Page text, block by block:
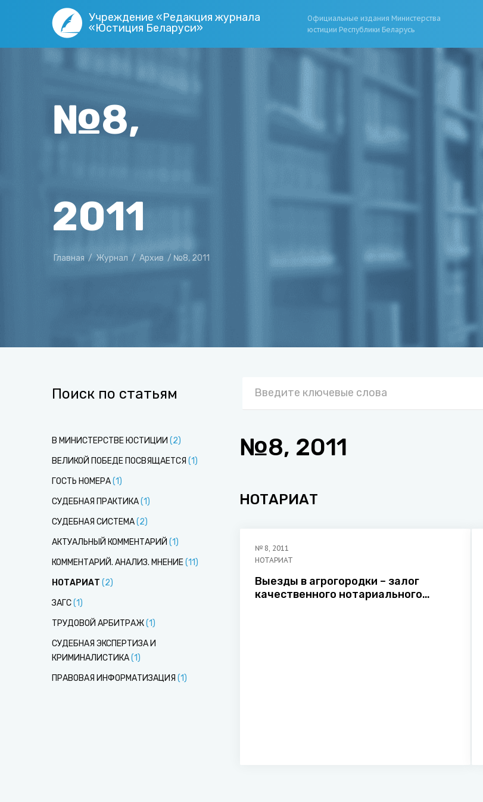
Учреждение «Редакция журнала
«Юстиция Беларуси»
Официальные издания Министерства
юстиции Республики Беларусь
№8,
2011
Главная / Журнал / Архив / №8, 2011
Поиск по статьям
В МИНИСТЕРСТВЕ ЮСТИЦИИ (2)
ВЕЛИКОЙ ПОБЕДЕ ПОСВЯЩАЕТСЯ (1)
ГОСТЬ НОМЕРА(1)
СУДЕБНАЯ ПРАКТИКА(1)
СУДЕБНАЯ СИСТЕМА(2)
АКТУАЛЬНЫЙ КОММЕНТАРИЙ (1)
КОММЕНТАРИЙ. АНАЛИЗ. МНЕНИЕ(11)
НОТАРИАТ (2)
ЗАГС(1)
ТРУДОВОЙ АРБИТРАЖ(1)
СУДЕБНАЯ ЭКСПЕРТИЗА И
КРИМИНАЛИСТИКА(1)
ПРАВОВАЯ ИНФОРМАТИЗАЦИЯ (1)
№8, 2011
НОТАРИАТ
№ 8, 2011
НОТАРИАТ
Выезды в агрогородки – залог
качественного нотариального